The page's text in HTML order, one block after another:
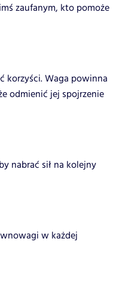
zaufanym, kto pomoże
korzyści. Waga powinna
odmienić jej spojrzenie
nabrać sił na kolejny
w każdej